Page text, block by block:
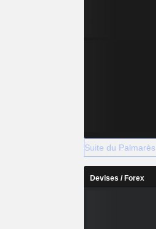
Suite du Palmarès
Devises / Forex